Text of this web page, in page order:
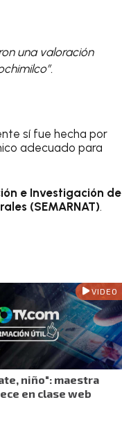
una valoración
sí fue hecha por
adecuado para
e Investigación de
(SEMARNAT).
VIDEO
niño": maestra
en clase web